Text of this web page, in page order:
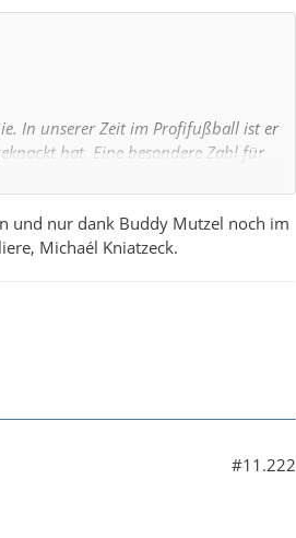
In unserer Zeit im Profifußball ist er
hat. Eine besondere Zahl für
und Steri, sowie unseren Torwart-
und nur dank Buddy Mutzel noch im
Michaél Kniatzeck.
#11.222